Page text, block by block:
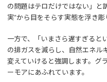
の問題はテロだけではない」と
実”から目をそらす実態を浮き彫
一方で、「いまさら遅すぎると
の排ガスを減らし、自然エネル
変えていけると強調します。グ
ーモアにあふれています。